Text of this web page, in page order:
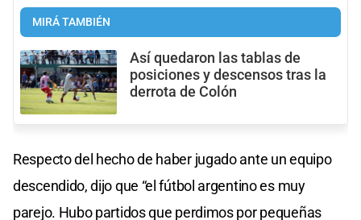
MIRÁ TAMBIÉN
Así quedaron las tablas de
posiciones y descensos tras la
derrota de Colón
Respecto del hecho de haber jugado ante un equipo
descendido, dijo que “el fútbol argentino es muy
parejo. Hubo partidos que perdimos por pequeñas